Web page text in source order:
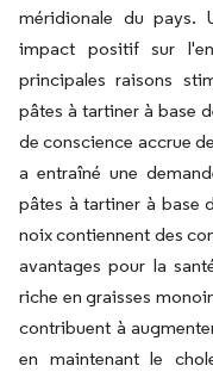
méridionale du pays.
impact positif sur
principales raisons
pâtes à tartiner à base
de conscience accrue
a entraîné une
pâtes à tartiner à base
noix contiennent des
avantages pour la
riche en graisses
contribuent à
en maintenant le